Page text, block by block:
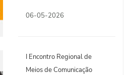
06-05-2026
I Encontro Regional de
Meios de Comunicação